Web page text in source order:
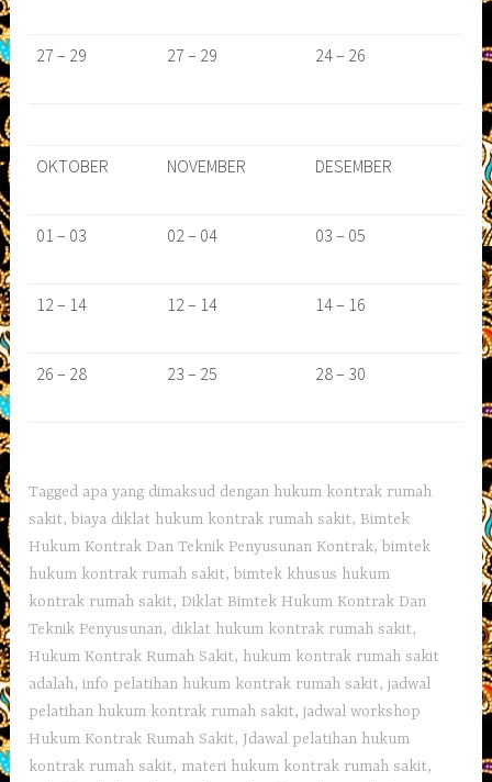
27 – 29 27 – 29 24 – 26
OKTOBER NOVEMBER DESEMBER
01 – 03 02 – 04 03 – 05
12 – 14 12 – 14 14 – 16
26 – 28 23 – 25 28 – 30
Tagged apa yang dimaksud dengan hukum kontrak rumah
sakit, biaya diklat hukum kontrak rumah sakit, Bimtek
Hukum Kontrak Dan Teknik Penyusunan Kontrak, bimtek
hukum kontrak rumah sakit, bimtek khusus hukum
kontrak rumah sakit,Diklat Bimtek Hukum Kontrak Dan
Teknik Penyusunan, diklat hukum kontrak rumah sakit,
Hukum Kontrak Rumah Sakit, hukum kontrak rumah sakit
adalah,info pelatihan hukum kontrak rumah sakit,jadwal
pelatihan hukum kontrak rumah sakit,jadwal workshop
Hukum Kontrak Rumah Sakit, Jdawal pelatihan hukum
kontrak rumah sakit, materi hukum kontrak rumah sakit,